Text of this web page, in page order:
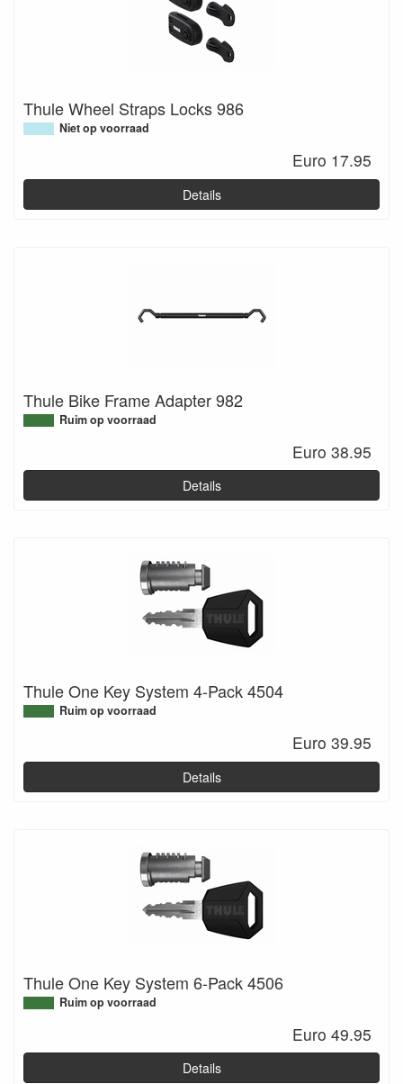
Thule Wheel Straps Locks 986
Niet op voorraad
Euro 17.95
Details
Thule Bike Frame Adapter 982
Ruim op voorraad
Euro 38.95
Details
Thule One Key System 4-Pack 4504
Ruim op voorraad
Euro 39.95
Details
Thule One Key System 6-Pack 4506
Ruim op voorraad
Euro 49.95
Details